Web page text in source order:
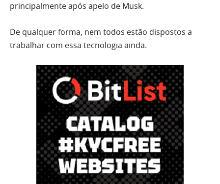
principalmente após apelo de Musk.
De qualquer forma, nem todos estão dispostos a
trabalhar com essa tecnologia ainda.